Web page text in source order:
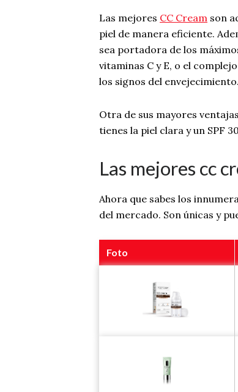
Las mejores CC Cream son
piel de manera eficiente.
sea portadora de los
vitaminas C y E, o el
los signos del envejecimiento.
Otra de sus mayores
tienes la piel clara y un SPF
Las mejores cc
Ahora que sabes los
del mercado. Son únicas y
Foto